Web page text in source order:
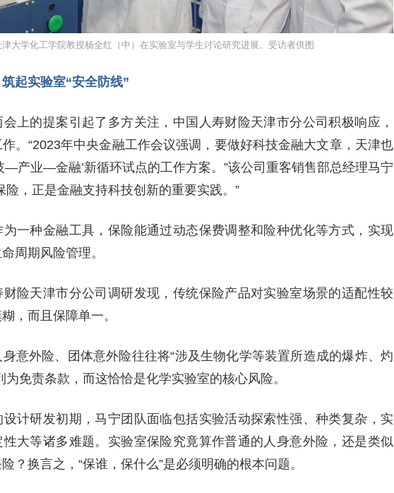
津大学化工学院教授杨全红（中）在实验室与学生讨论研究进展。受访者供图
起实验室“安全防线”
上的提案引起了多方关注，中国人寿财险天津市分公司积极响应，
。“2023年中央金融工作会议强调，要做好科技金融大文章，天津也
—产业—金融’新循环试点的工作方案。”该公司重客销售部总经理马宁
险，正是金融支持科技创新的重要实践。”
一种金融工具，保险能通过动态保费调整和险种优化等方式，实现
周期风险管理。
财险天津市分公司调研发现，传统保险产品对实验室场景的适配性较
，而且保障单一。
意外险、团体意外险往往将“涉及生物化学等装置所造成的爆炸、灼
为免责条款，而这恰恰是化学实验室的核心风险。
计研发初期，马宁团队面临包括实验活动探索性强、种类复杂，实
大等诸多难题。实验室保险究竟算作普通的人身意外险，还是类似
？换言之，“保谁，保什么”是必须明确的根本问题。